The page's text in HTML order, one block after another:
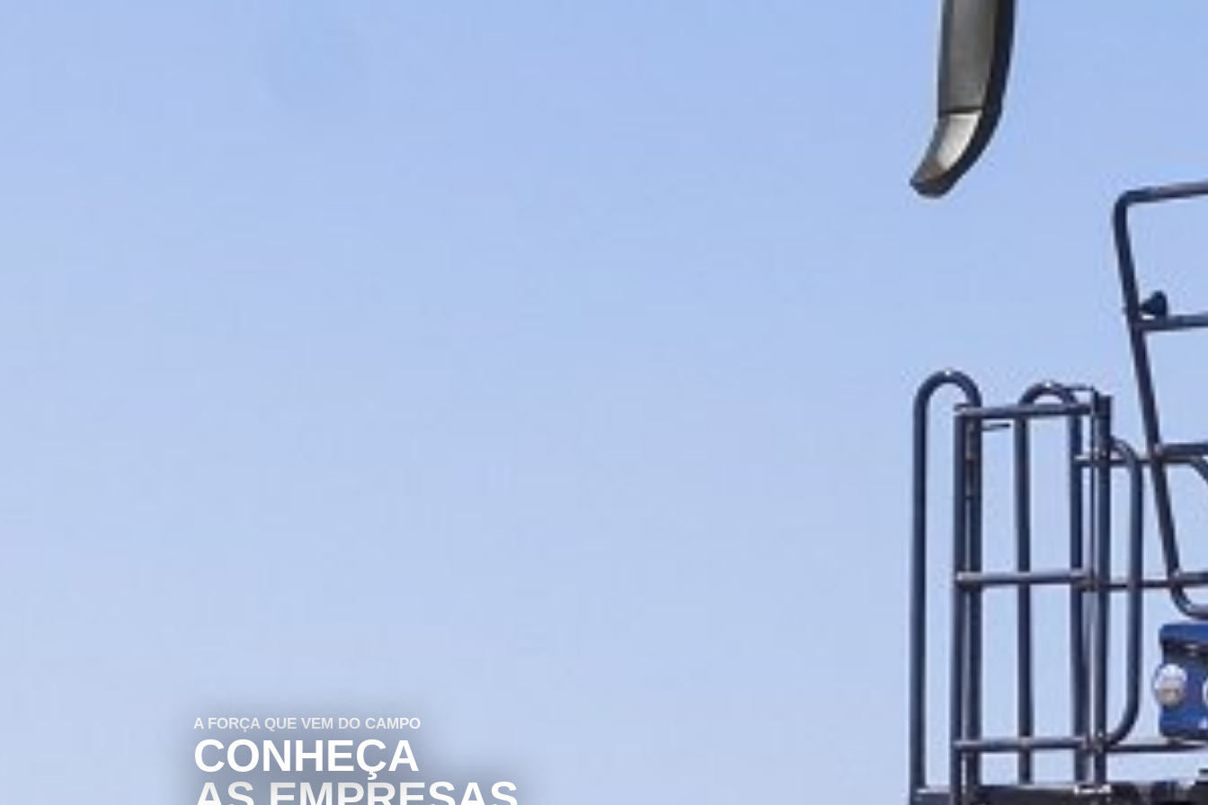
A FORÇA QUE VEM DO CAMPO
CONHEÇA